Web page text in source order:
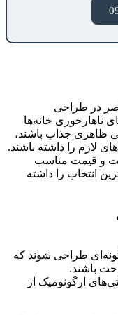
در طراحی
ناهارخوری خانه‌ها
ظاهری جذاب باشند،
لازم را داشته باشند.
و قیمت مناسب
انتخاب را داشته
طراحی شوند که
باشند.
ارگونومیک از